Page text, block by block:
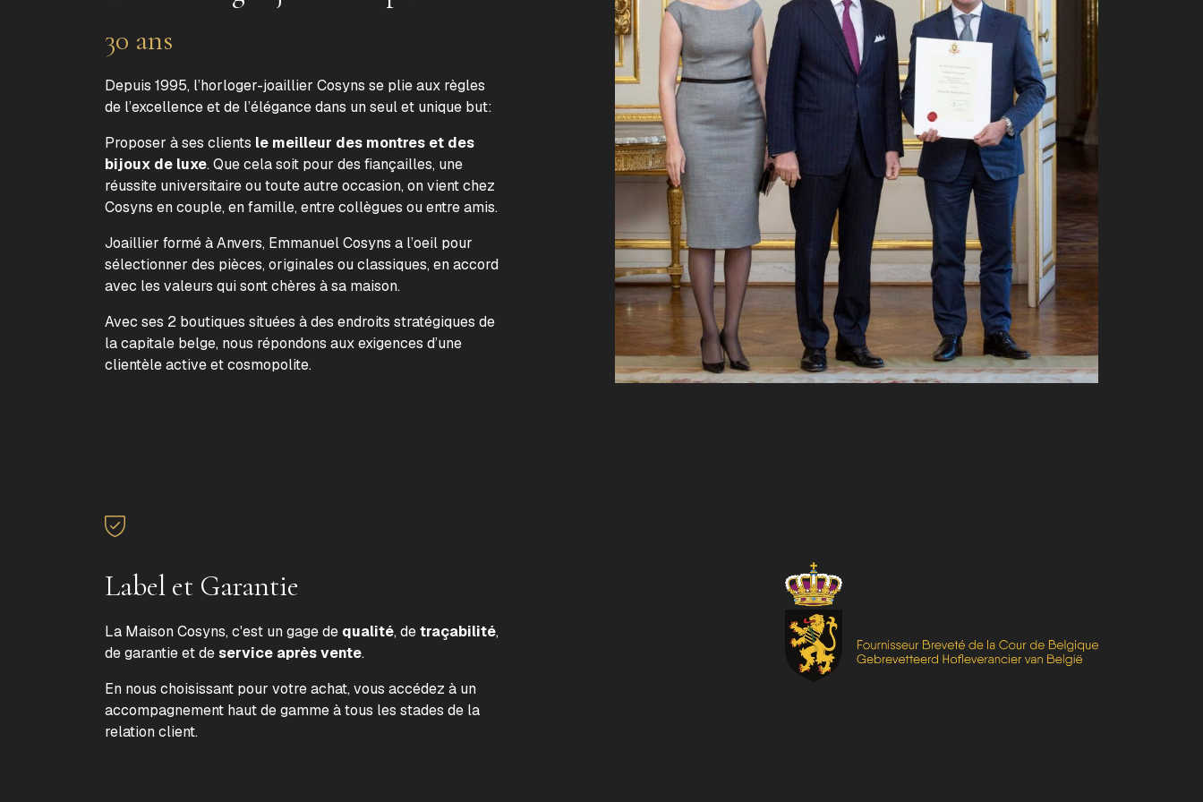
30 ans
Depuis 1995, l’horloger-joaillier Cosyns se plie aux règles
de l’excellence et de l’élégance dans un seul et unique but:
Proposer à ses clients le meilleur des montres et des
bijoux de luxe. Que cela soit pour des fiançailles, une
réussite universitaire ou toute autre occasion, on vient chez
Cosyns en couple, en famille, entre collègues ou entre amis.
Joaillier formé à Anvers, Emmanuel Cosyns a l’oeil pour
sélectionner des pièces, originales ou classiques, en accord
avec les valeurs qui sont chères à sa maison.
Avec ses 2 boutiques situées à des endroits stratégiques de
la capitale belge, nous répondons aux exigences d’une
clientèle active et cosmopolite.
Label et Garantie
La Maison Cosyns, c'est un gage de qualité, detraçabilité,
de garantie et deservice après vente.
En nous choisissant pour votre achat, vous accédez à un
accompagnement haut de gamme à tous les stades de la
relation client.